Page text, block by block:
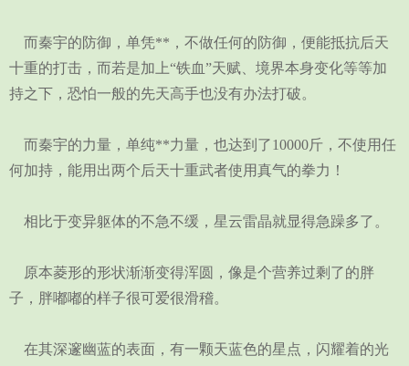
而秦宇的防御，单凭**，不做任何的防御，便能抵抗后天
十重的打击，而若是加上“铁血”天赋、境界本身变化等等加
持之下，恐怕一般的先天高手也没有办法打破。
而秦宇的力量，单纯**力量，也达到了10000斤，不使用任
何加持，能用出两个后天十重武者使用真气的拳力！
相比于变异躯体的不急不缓，星云雷晶就显得急躁多了。
原本菱形的形状渐渐变得浑圆，像是个营养过剩了的胖
子，胖嘟嘟的样子很可爱很滑稽。
在其深邃幽蓝的表面，有一颗天蓝色的星点，闪耀着的光